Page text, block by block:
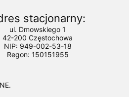
stacjonarny:
ul. Dmowskiego 1
42-200 Częstochowa
NIP: 949-002-53-18
Regon: 150151955